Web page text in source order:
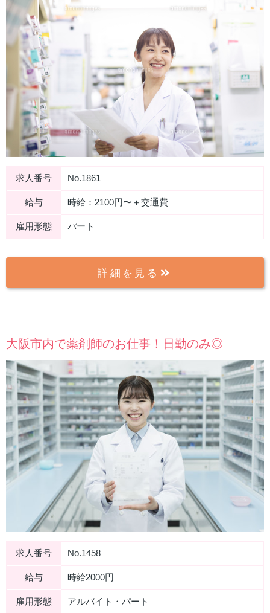
求人番号 No.1861
給与 時給：2100円〜＋交通費
雇用形態 パート
詳細を見る
大阪市内で薬剤師のお仕事！日勤のみ◎
求人番号 No.1458
給与 時給2000円
雇用形態 アルバイト・パート